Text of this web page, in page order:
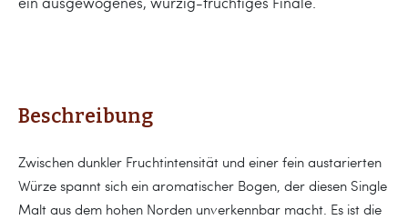
Beschreibung
Zwischen dunkler Fruchtintensität und einer fein austarierten
Würze spannt sich ein aromatischer Bogen, der diesen Single
Malt aus dem hohen Norden unverkennbar macht. Es ist die